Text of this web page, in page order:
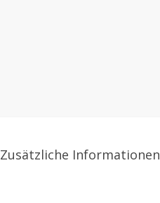
Zusätzliche Informationen